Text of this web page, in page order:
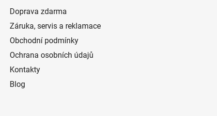
Doprava zdarma
Záruka, servis a reklamace
Obchodní podmínky
Ochrana osobních údajů
Kontakty
Blog